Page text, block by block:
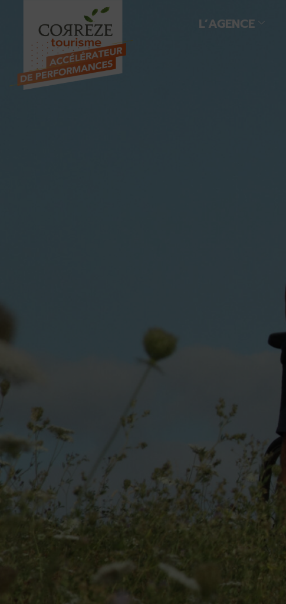
L’AGENCE